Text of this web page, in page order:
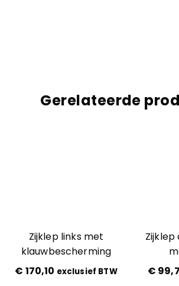
Gerelateerde
Zijklep links met
klauwbescherming
€ 170,10 exclusief BTW
Zijklep
€